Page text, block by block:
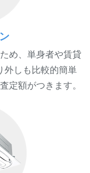
め、単身者や賃貸
外しも比較的簡単
定額がつきます。